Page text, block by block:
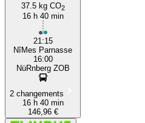
37.5 kg CO2
16 h 40 min
21:15
NîMes Parnasse
16:00
NüRnberg ZOB
2 changements
16 h 40 min
146,96 €